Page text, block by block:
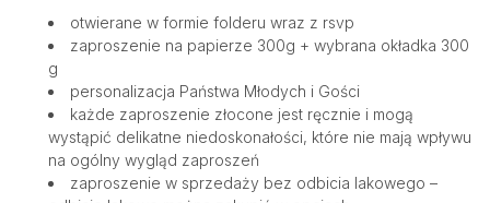
otwierane w formie folderu wraz z rsvp
zaproszenie na papierze 300g + wybrana okładka 300
g
personalizacja Państwa Młodych i Gości
każde zaproszenie złocone jest ręcznie i mogą
wystąpić delikatne niedoskonałości, które nie mają wpływu
na ogólny wygląd zaproszeń
zaproszenie w sprzedaży bez odbicia lakowego –